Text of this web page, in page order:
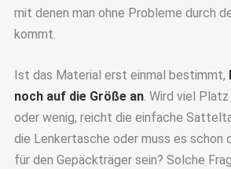
mit denen man ohne Probleme durch
kommt.
Ist das Material erst einmal bestimmt,
noch auf die Größe an. Wird viel
oder wenig, reicht die einfache
die Lenkertasche oder muss es schon
für den Gepäckträger sein? Solche